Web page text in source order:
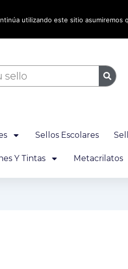
Sellos Escolares
Y Tintas Metacrilatos
utilizando este sitio asumiremos